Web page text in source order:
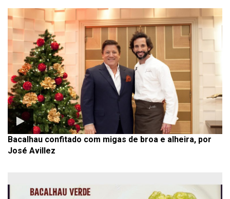
Bacalhau confitado com migas de broa e alheira, por
José Avillez